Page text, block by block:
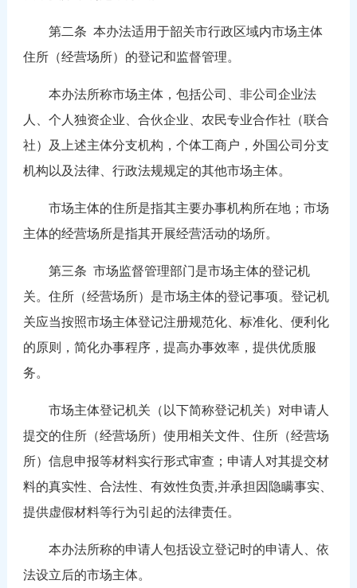
第二条 本办法适用于韶关市行政区域内市场主体
住所（经营场所）的登记和监督管理。
本办法所称市场主体，包括公司、非公司企业法
人、个人独资企业、合伙企业、农民专业合作社（联合
社）及上述主体分支机构，个体工商户，外国公司分支
机构以及法律、行政法规规定的其他市场主体。
市场主体的住所是指其主要办事机构所在地；市场
主体的经营场所是指其开展经营活动的场所。
第三条 市场监督管理部门是市场主体的登记机
关。住所（经营场所）是市场主体的登记事项。登记机
关应当按照市场主体登记注册规范化、标准化、便利化
的原则，简化办事程序，提高办事效率，提供优质服
务。
市场主体登记机关（以下简称登记机关）对申请人
提交的住所（经营场所）使用相关文件、住所（经营场
所）信息申报等材料实行形式审查；申请人对其提交材
料的真实性、合法性、有效性负责,并承担因隐瞒事实、
提供虚假材料等行为引起的法律责任。
本办法所称的申请人包括设立登记时的申请人、依
法设立后的市场主体。